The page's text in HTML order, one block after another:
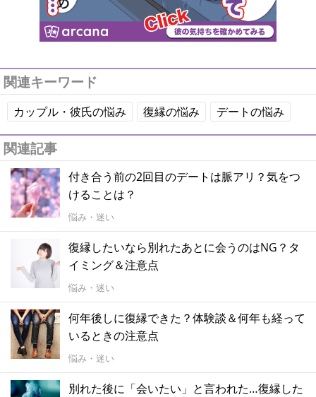
関連キーワード
カップル・彼氏の悩み 復縁の悩み デートの悩み
関連記事
付き合う前の2回目のデートは脈アリ？気をつ
けることは？
悩み・迷い
復縁したいなら別れたあとに会うのはNG？タ
イミング＆注意点
悩み・迷い
何年後しに復縁できた？体験談＆何年も経って
いるときの注意点
悩み・迷い
別れた後に「会いたい」と言われた…復縁した